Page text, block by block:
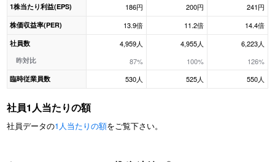
1株当たり利益(EPS) 186円 200円 241円
株価収益率(PER) 13.9倍 11.2倍 14.4倍
社員数
昨対比
4,959人
87%
4,955人
100%
6,223人
126%
臨時従業員数 530人 525人 550人
社員1人当たりの額
社員データの1人当たりの額をご覧下さい。